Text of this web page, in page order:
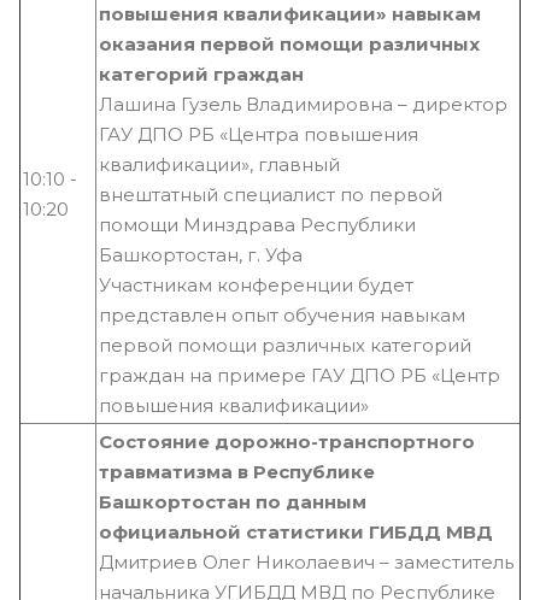
10:10 -
10:20
повышения квалификации» навыкам
оказания первой помощи различных
категорий граждан
Лашина Гузель Владимировна – директор
ГАУ ДПО РБ «Центра повышения
квалификации», главный
внештатный специалист по первой
помощи Минздрава Республики
Башкортостан, г. Уфа
Участникам конференции будет
представлен опыт обучения навыкам
первой помощи различных категорий
граждан на примере ГАУ ДПО РБ «Центр
повышения квалификации»
Состояние дорожно-транспортного
травматизма в Республике
Башкортостан по данным
официальной статистики ГИБДД МВД
Дмитриев Олег Николаевич – заместитель
начальника УГИБДД МВД по Республике